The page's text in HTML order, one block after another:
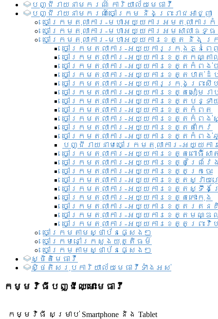
បញ្ជី​រាយ​នាមករណ៍ ការិយាល័យ​មេធាវី​
បញ្ជី​រាយ​នាមករណ៍​ចៅក្រម និងព្រះរាជអាជ្ញា
ចៅក្រមតុលាការ-មហាអយ្យការអមតុលាការ
ចៅក្រមតុលាការ-មហាអយ្យការអមសាលាឧទ្
ចៅក្រមតុលាការ-មហាអយ្យការខេត្ត និង ក្
ចៅក្រមតុលាការ-អយ្យការក្រុងភ្នំពេ
ចៅក្រមតុលាការ-អយ្យការខេត្តកណ្តា
ចៅក្រមតុលាការ-អយ្យការខេត្តកំពង់ច
ចៅក្រមតុលាការ-អយ្យការខេត្តបាត់ដំ
ចៅក្រមតុលាការ-អយ្យការ​ក្រុងព្រះសី
ចៅក្រមតុលាការ-អយ្យការខេត្តសៀមរា
ចៅក្រមតុលាការ-អយ្យការខេត្តបន្ទា
ចៅក្រមតុលាការ-អយ្យការខេត្តកំពត
ចៅក្រមតុលាការ-អយ្យការខេត្តកំពង់
ចៅក្រមតុលាការ-អយ្យការខេត្តតាកែវ
ចៅក្រមតុលាការ-អយ្យការខេត្តកំពង់
បញ្ជីរាយនាមចៅក្រមតុលាការ-អយ្យក
ចៅក្រមតុលាការ-អយ្យការខេត្តពោធិ៍សា
ចៅក្រមតុលាការ-អយ្យការខេត្តព្រៃវែ
ចៅក្រមតុលាការ-អយ្យការខេត្តក្រចេះ
ចៅក្រមតុលាការ-អយ្យការខេត្តស្វាយ
ចៅក្រមតុលាការ-អយ្យការខេត្តស្ទឹង
ចៅក្រមតុលាការ-អយ្យការខេត្តកោះកុង
ចៅក្រមតុលាការ-អយ្យការខេត្តរតន
ចៅក្រមតុលាការ-អយ្យការខេត្តមណ្
ចៅក្រមតុលាការ-អយ្យការខេត្តព្រះវិហ
ចៅក្រមតាមស្ថាប័នផ្សេងៗ
ចៅក្រមនៅក្រសួងយុត្តិធម៌
ចៅក្រមតាមស្ថាប័នផ្សេងៗ
ស្ថិតិមេធាវី
សិ្ថតិសរុបការិយាល័យមេធាវីទាំងអស់​
កម្មវិធីបញ្ជីឈ្មោះមេធាវី
កម្មវិធី សម្រាប់ Smartphone និង Tablet